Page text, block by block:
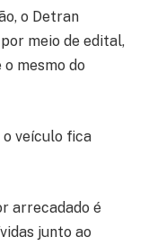
o Detran
meio de edital,
mesmo do
o veículo fica
arrecadado é
junto ao